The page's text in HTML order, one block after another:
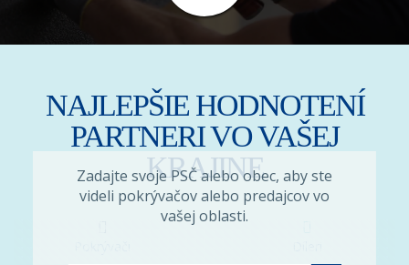
NAJLEPŠIE HODNOTENÍ
PARTNERI VO VAŠEJ
KRAJINE
Zadajte svoje PSČ alebo obec, aby ste
videli pokrývačov alebo predajcov vo
vašej oblasti.